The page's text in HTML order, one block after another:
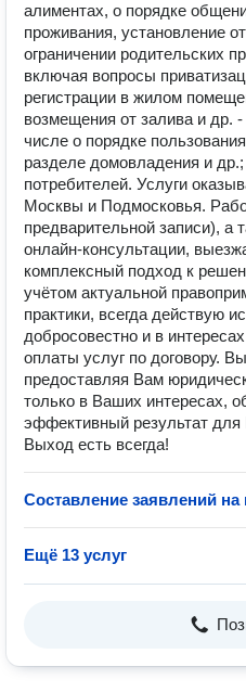
алиментах, о порядке
проживания, установление
ограничении родительских
включая вопросы
регистрации в жилом
возмещения от залива и др.
числе о порядке
разделе домовладения и
потребителей. Услуги
Москвы и Подмосковья.
предварительной записи), а
онлайн-консультации,
комплексный подход к
учётом актуальной
практики, всегда действую
добросовестно и в
оплаты услуг по договору.
предоставляя Вам
только в Ваших интересах,
эффективный результат
Выход есть всегда!
Составление заявлений на
Ещё 13 услуг